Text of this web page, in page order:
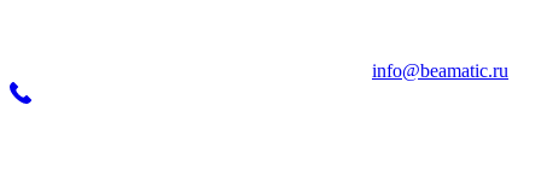
info@beamatic.ru